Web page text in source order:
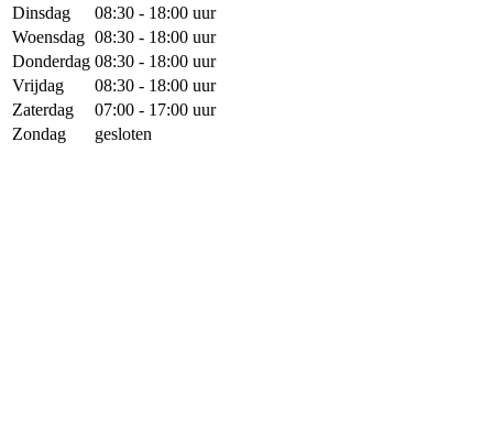
Dinsdag
08:30 - 18:00 uur
Woensdag 08:30 - 18:00 uur
Donderdag 08:30 - 18:00 uur
Vrijdag
08:30 - 18:00 uur
Zaterdag
07:00 - 17:00 uur
Zondag
gesloten